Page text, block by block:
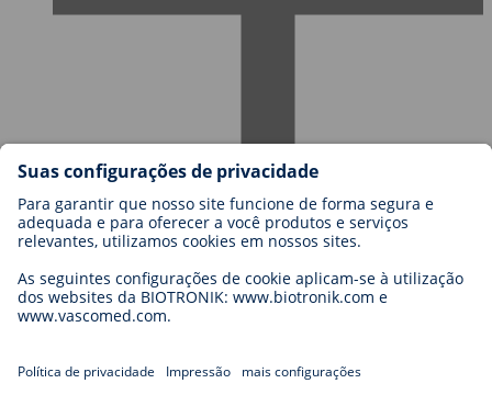
Carreiras na BIOTRONIK
Níveis de carreira
Candidatura
Oportunidades de carreira